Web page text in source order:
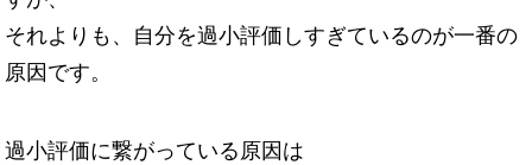
それよりも、自分を過小評価しすぎているのが一番の
原因です。
過小評価に繋がっている原因は